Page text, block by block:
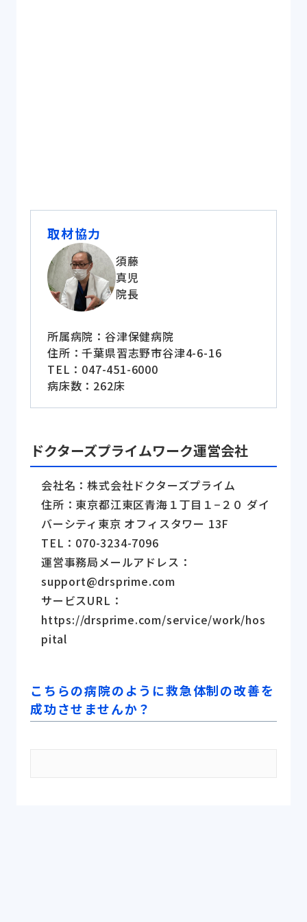
取材協力
須藤
真児
院長
所属病院：谷津保健病院
住所：千葉県習志野市谷津4-6-16
TEL：047-451-6000
病床数：262床
ドクターズプライムワーク運営会社
会社名：株式会社ドクターズプライム
住所：東京都江東区青海１丁目１−２０ ダイ
バーシティ東京 オフィスタワー 13F
TEL：070-3234-7096
運営事務局メールアドレス：
support@drsprime.com
サービスURL：
https://drsprime.com/service/work/hos
pital
こちらの病院のように救急体制の改善を
成功させませんか？